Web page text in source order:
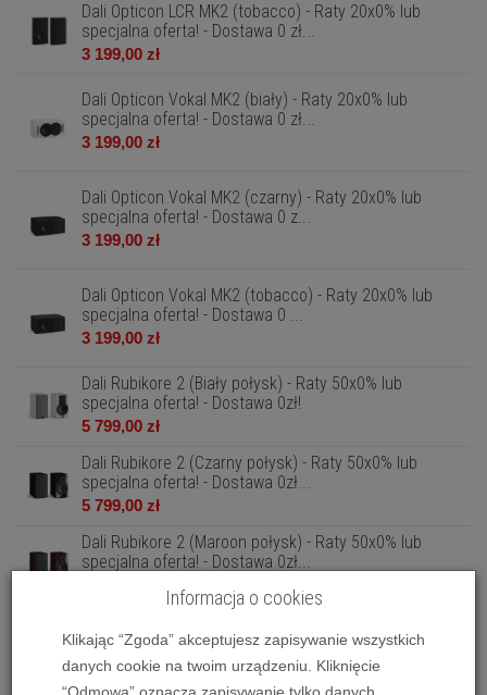
Dali Opticon LCR MK2 (tobacco) - Raty 20x0% lub
specjalna oferta! - Dostawa 0 zł...
3 199,00 zł
Dali Opticon Vokal MK2 (biały) - Raty 20x0% lub
specjalna oferta! - Dostawa 0 zł...
3 199,00 zł
Dali Opticon Vokal MK2 (czarny) - Raty 20x0% lub
specjalna oferta! - Dostawa 0 z...
3 199,00 zł
Dali Opticon Vokal MK2 (tobacco) - Raty 20x0% lub
specjalna oferta! - Dostawa 0 ...
3 199,00 zł
Dali Rubikore 2 (Biały połysk) - Raty 50x0% lub
specjalna oferta! - Dostawa 0zł!
5 799,00 zł
Dali Rubikore 2 (Czarny połysk) - Raty 50x0% lub
specjalna oferta! - Dostawa 0zł...
5 799,00 zł
Dali Rubikore 2 (Maroon połysk) - Raty 50x0% lub
specjalna oferta! - Dostawa 0zł...
oferta! - Dostawa 0zł!
5 799,00 zł
Informacja o cookies
Klikając “Zgoda” akceptujesz zapisywanie wszystkich
danych cookie na twoim urządzeniu. Kliknięcie